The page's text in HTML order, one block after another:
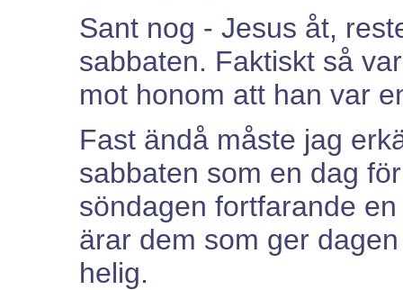
Sant nog - Jesus åt,
sabbaten. Faktiskt så
mot honom att han var
Fast ändå måste jag
sabbaten som en dag
söndagen fortfarande
ärar dem som ger
helig.